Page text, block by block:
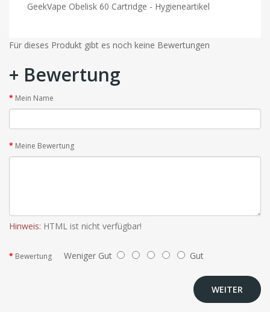
GeekVape Obelisk 60 Cartridge - Hygieneartikel
Für dieses Produkt gibt es noch keine Bewertungen
+ Bewertung
Mein Name
Meine Bewertung
Hinweis: HTML ist nicht verfügbar!
Bewertung Weniger Gut Gut
WEITER